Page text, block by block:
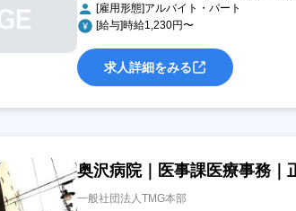
[雇用形態]アルバイト・パート
[給与]時給1,230円〜
求人詳細をみる
奥沢病院｜医事課医療事務｜
一般社団法人TMG本部